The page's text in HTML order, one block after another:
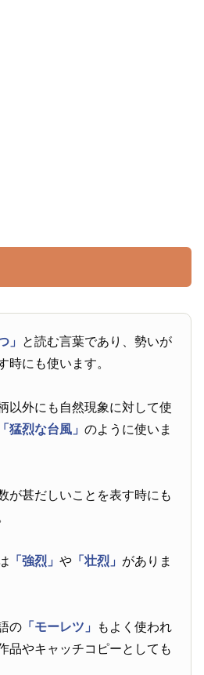
」 と読む言葉であり、勢いが
時にも使います。
以外にも自然現象に対して使
「猛烈な台風」のように使いま
が甚だしいことを表す時にも
「強烈」や 「壮烈」 がありま
の 「モーレツ」
もよく使われ
品やキャッチコピーとしても